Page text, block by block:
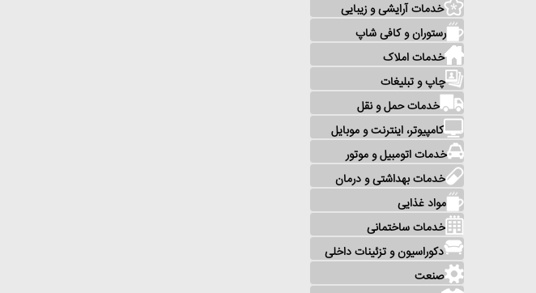
خدمات آرایشی و زیبایی
رستوران و کافی شاپ
خدمات املاک
چاپ و تبلیغات
خدمات حمل و نقل
کامپیوتر، اینترنت و موبایل
خدمات اتومبیل و موتور
خدمات بهداشتی و درمان
مواد غذایی
خدمات ساختمانی
دکوراسیون و تزئینات داخلی
صنعت